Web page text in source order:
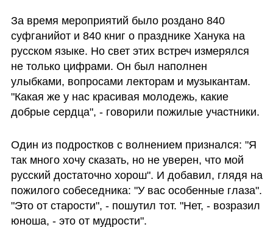
За время мероприятий было роздано 840
суфганийот и 840 книг о празднике Ханука на
русском языке. Но свет этих встреч измерялся
не только цифрами. Он был наполнен
улыбками, вопросами лекторам и музыкантам.
"Какая же у нас красивая молодежь, какие
добрые сердца", - говорили пожилые участники.
Один из подростков с волнением признался: "Я
так много хочу сказать, но не уверен, что мой
русский достаточно хорош". И добавил, глядя на
пожилого собеседника: "У вас особенные глаза".
"Это от старости", - пошутил тот. "Нет, - возразил
юноша, - это от мудрости".